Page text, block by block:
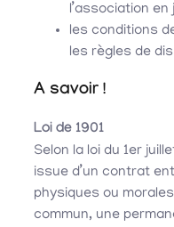
l’association en
les conditions
les règles de
A savoir !
Loi de 1901
Selon la loi du 1er
issue d’un contrat
physiques ou
commun, une